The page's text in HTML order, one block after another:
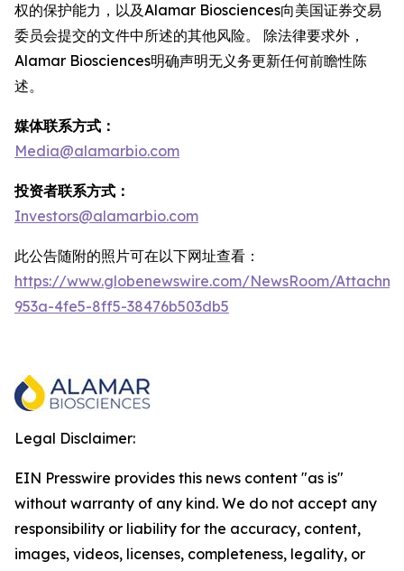
权的保护能力，以及Alamar Biosciences向美国证券交易
委员会提交的文件中所述的其他风险。 除法律要求外，
Alamar Biosciences明确声明无义务更新任何前瞻性陈
述。
媒体联系方式：
Media@alamarbio.com
投资者联系方式：
Investors@alamarbio.com
此公告随附的照片可在以下网址查看：
https://www.globenewswire.com/NewsRoom/
953a-4fe5-8ff5-38476b503db5
Legal Disclaimer:
EIN Presswire provides this news content "as is"
without warranty of any kind. We do not accept any
responsibility or liability for the accuracy, content,
images, videos, licenses, completeness, legality, or